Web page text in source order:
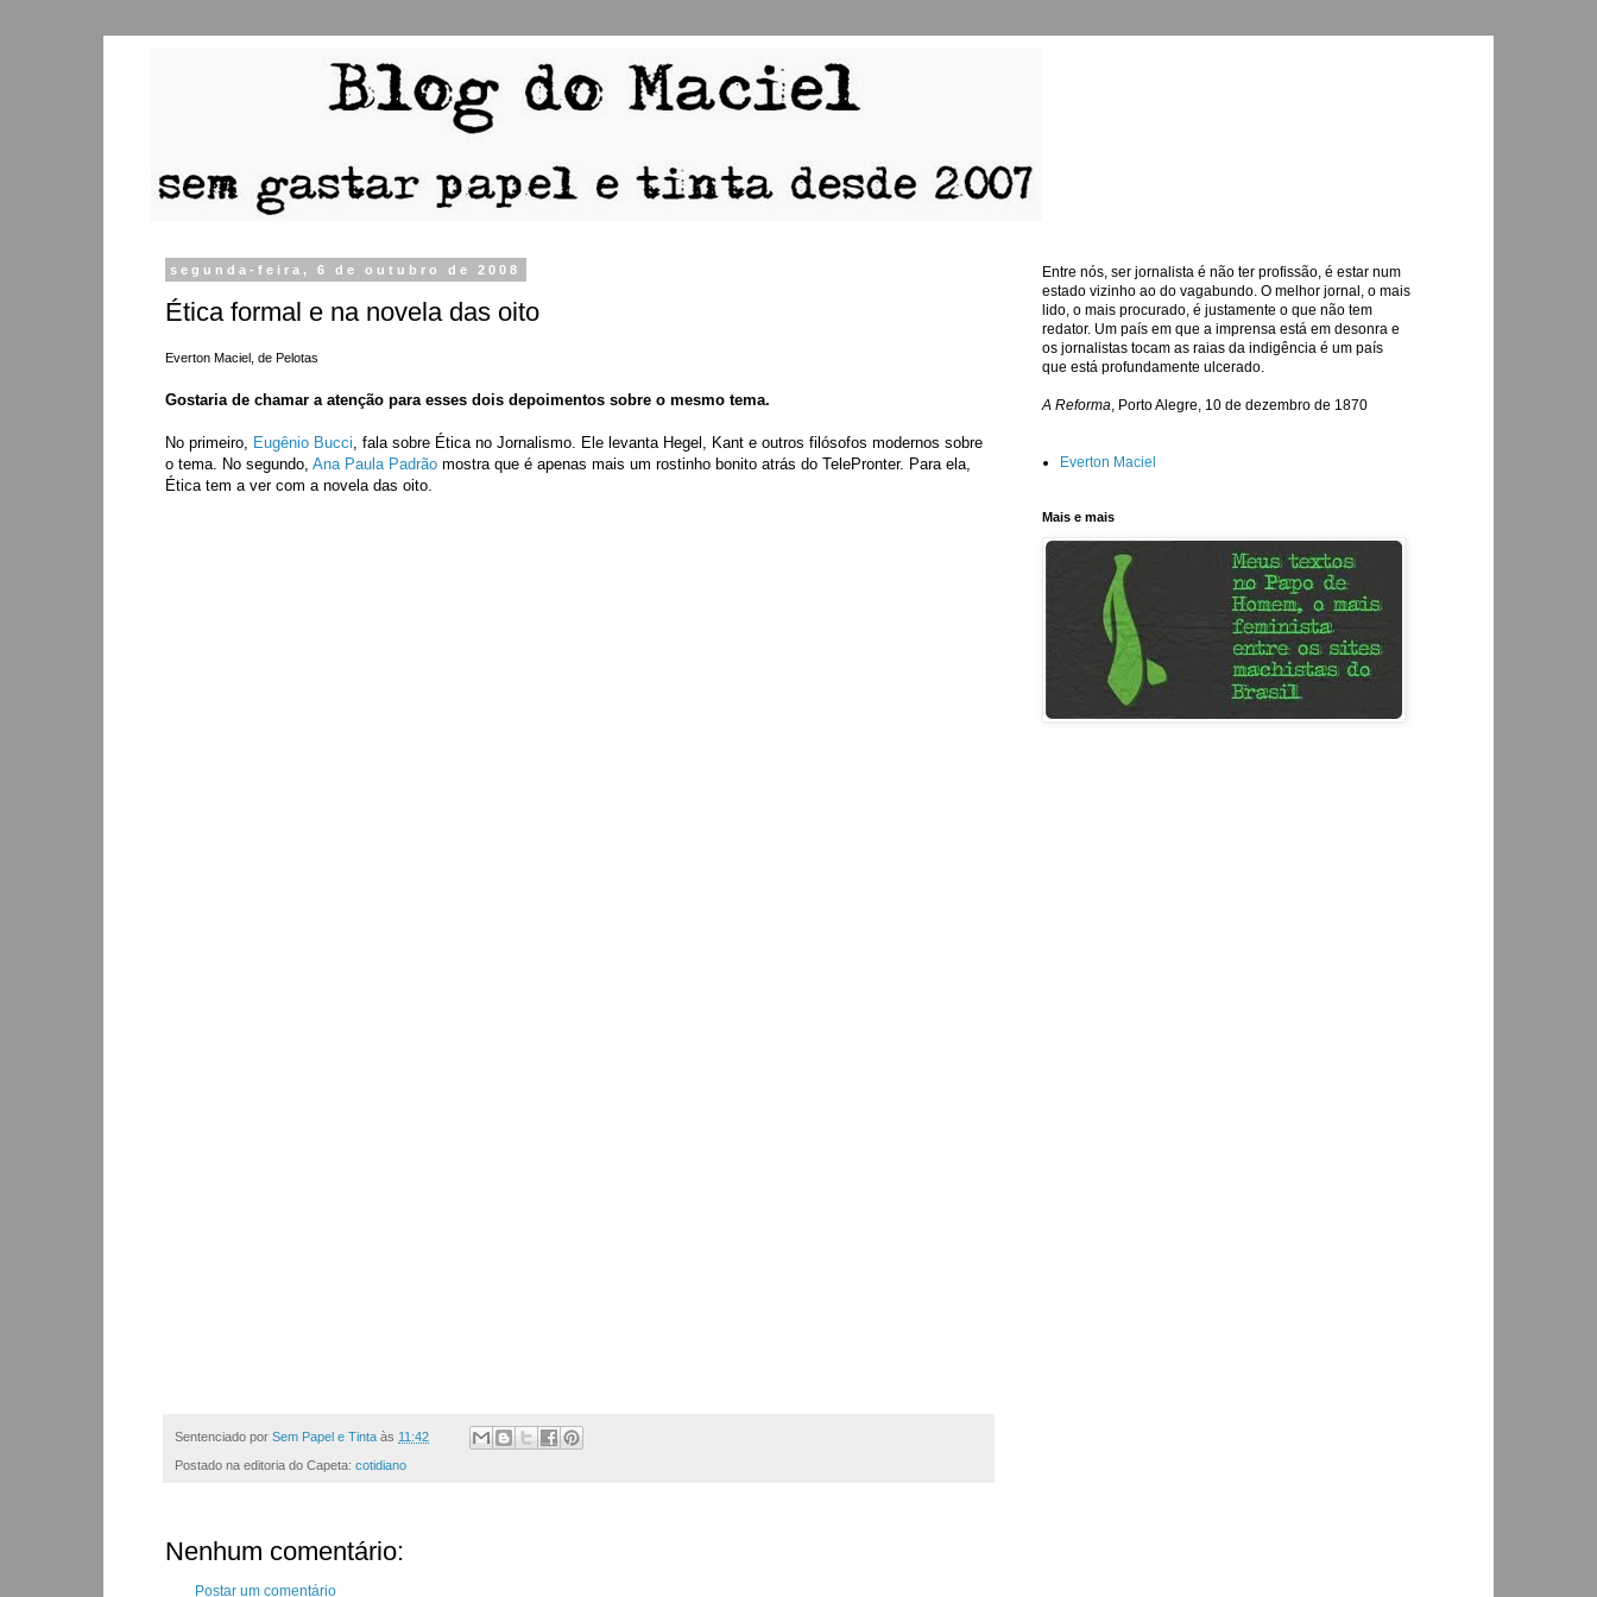
segunda-feira, 6 de outubro de 2008
Ética formal e na novela das oito
Everton Maciel, de Pelotas
Gostaria de chamar a atenção para esses dois depoimentos sobre o mesmo tema.
No primeiro, Eugênio Bucci , fala sobre Ética no Jornalismo. Ele levanta Hegel, Kant e outros filósofos modernos sobre
o tema. No segundo, Ana Paula Padrão mostra que é apenas mais um rostinho bonito atrás do TelePronter. Para ela,
Ética tem a ver com a novela das oito.
Sentenciado por Sem Papel e Tinta às 11:42
Postado na editoria do Capeta: cotidiano
Nenhum comentário:
Postar um comentário
Entre nós, ser jornalista é não ter profissão, é estar num
estado vizinho ao do vagabundo. O melhor jornal, o mais
lido, o mais procurado, é justamente o que não tem
redator. Um país em que a imprensa está em desonra e
os jornalistas tocam as raias da indigência é um país
que está profundamente ulcerado.
A Reforma, Porto Alegre, 10 de dezembro de 1870
Everton Maciel
Mais e mais